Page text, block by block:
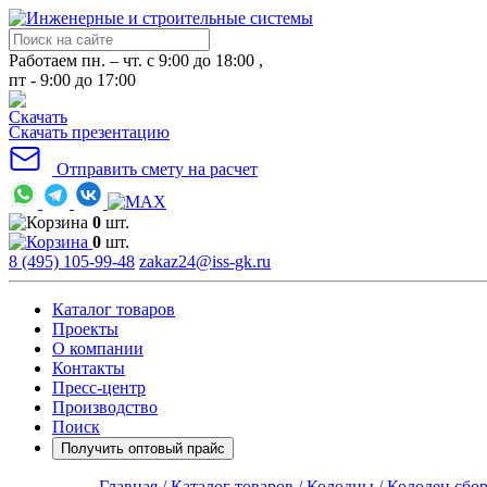
Работаем пн. – чт. с 9:00 до 18:00 ,
пт - 9:00 до 17:00
Скачать презентацию
Отправить смету на расчет
0 шт.
0 шт.
8 (495) 105-99-48 zakaz24@iss-gk.ru
Каталог товаров
Проекты
О компании
Контакты
Пресс-центр
Производство
Поиск
Получить оптовый прайс